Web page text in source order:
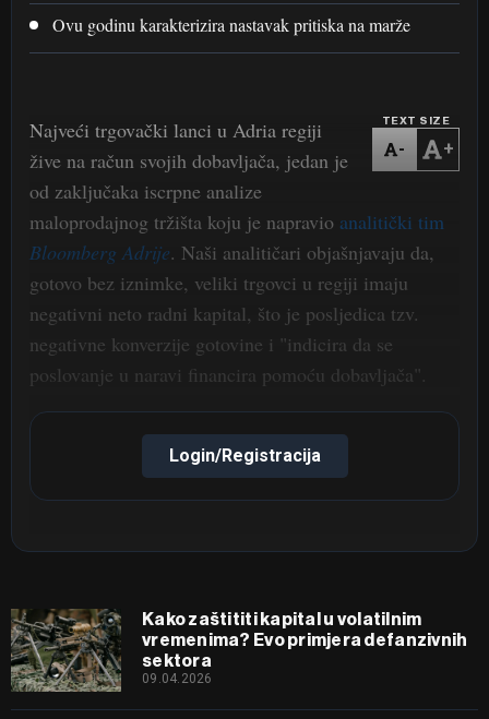
Ovu godinu karakterizira nastavak pritiska na marže
TEXT SIZE
- +
Najveći trgovački lanci u Adria regiji
žive na račun svojih dobavljača, jedan je
od zaključaka iscrpne analize
maloprodajnog tržišta koju je napravio analitički tim
Bloomberg Adrije. Naši analitičari objašnjavaju da,
gotovo bez iznimke, veliki trgovci u regiji imaju
negativni neto radni kapital, što je posljedica tzv.
negativne konverzije gotovine i "indicira da se
poslovanje u naravi financira pomoću dobavljača".
Login/Registracija
Kako zaštititi kapital u volatilnim
vremenima? Evo primjera defanzivnih
sektora
09.04.2026